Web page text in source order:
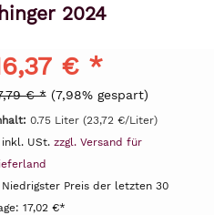
2024
€ *
€ * (7,98% gespart)
0.75 Liter (23,72 €/Liter)
USt. zzgl. Versand für
Preis der letzten 30
17,02 €*